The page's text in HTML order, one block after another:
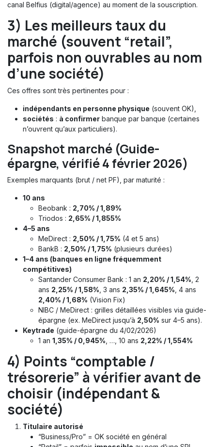
canal Belfius (digital/agence) au moment de la souscription.
3) Les meilleurs taux du
marché (souvent “retail”,
parfois non ouvrables au nom
d’une société)
Ces offres sont très pertinentes pour :
indépendants en personne physique (souvent OK),
sociétés : à confirmer banque par banque (certaines
n’ouvrent qu’aux particuliers).
Snapshot marché (Guide-
épargne, vérifié4 février 2026)
Exemples marquants (brut / net PF), par maturité :
10 ans
Beobank : 2,70% / 1,89%
Triodos : 2,65% / 1,855%
4–5 ans
MeDirect : 2,50% / 1,75% (4 et 5 ans)
BankB : 2,50% / 1,75% (plusieurs durées)
1–4 ans (banques en ligne fréquemment
compétitives)
Santander Consumer Bank : 1 an 2,20% / 1,54%, 2
ans 2,25% / 1,58%, 3 ans 2,35% / 1,645%, 4 ans
2,40% / 1,68% (Vision Fix)
NIBC / MeDirect : grilles détaillées visibles via guide-
épargne (ex. MeDirect jusqu’à 2,50% sur 4–5 ans).
Keytrade (guide-épargne du 4/02/2026)
1 an 1,35% / 0,945%, …, 10 ans 2,22% / 1,554%
4) Points “comptable /
trésorerie” à vérifier avant de
choisir (indépendant &
société)
Titulaire autorisé
“Business/Pro” = OK société en général